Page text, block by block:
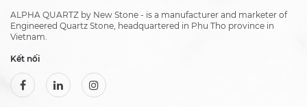
ALPHA QUARTZ by New Stone - is a manufacturer and marketer of
Engineered Quartz Stone, headquartered in Phu Tho province in
Vietnam.
Kết nối